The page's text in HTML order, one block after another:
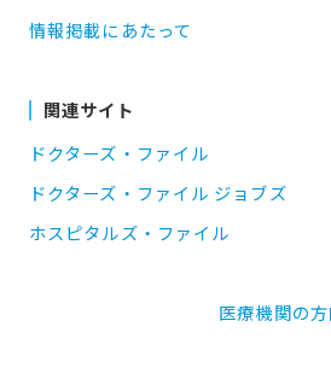
情報掲載にあたって
関連サイト
ドクターズ・ファイル
ドクターズ・ファイル ジョブズ
ホスピタルズ・ファイル
医療機関の